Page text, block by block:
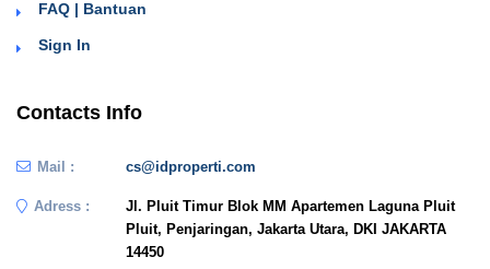
FAQ | Bantuan
Sign In
Contacts Info
Mail : cs@idproperti.com
Adress :
Jl. Pluit Timur Blok MM Apartemen Laguna Pluit
Pluit, Penjaringan, Jakarta Utara, DKI JAKARTA
14450